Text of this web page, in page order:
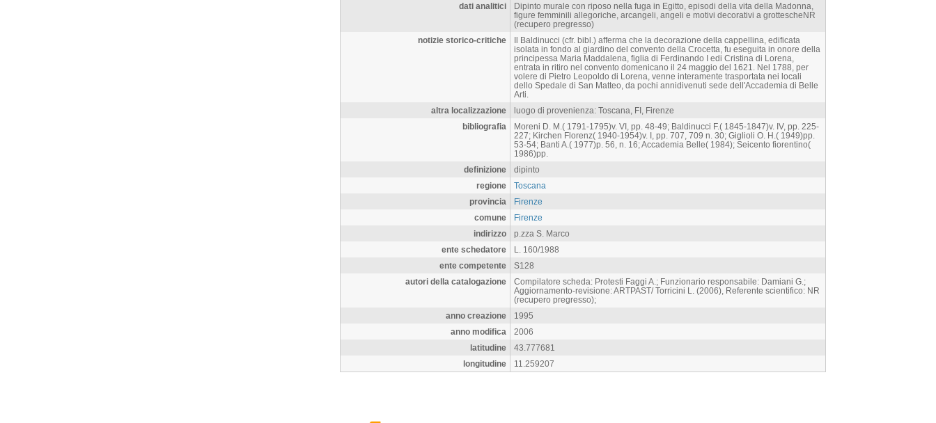
dati analitici
Dipinto murale con riposo nella fuga in Egitto, episodi della vita della Madonna,
figure femminili allegoriche, arcangeli, angeli e motivi decorativi a grottescheNR
(recupero pregresso)
notizie storico-critiche
Il Baldinucci (cfr. bibl.) afferma che la decorazione della cappellina, edificata
isolata in fondo al giardino del convento della Crocetta, fu eseguita in onore della
principessa Maria Maddalena, figlia di Ferdinando I edi Cristina di Lorena,
entrata in ritiro nel convento domenicano il 24 maggio del 1621. Nel 1788, per
volere di Pietro Leopoldo di Lorena, venne interamente trasportata nei locali
dello Spedale di San Matteo, da pochi annidivenuti sede dell'Accademia di Belle
Arti.
altra localizzazione
luogo di provenienza: Toscana, FI, Firenze
bibliografia
Moreni D. M.( 1791-1795)v. VI, pp. 48-49; Baldinucci F.( 1845-1847)v. IV, pp. 225-
227; Kirchen Florenz( 1940-1954)v. I, pp. 707, 709 n. 30; Giglioli O. H.( 1949)pp.
53-54; Banti A.( 1977)p. 56, n. 16; Accademia Belle( 1984); Seicento fiorentino(
1986)pp.
definizione
dipinto
regione
Toscana
provincia
Firenze
comune
Firenze
indirizzo
p.zza S. Marco
ente schedatore
L. 160/1988
ente competente
S128
autori della catalogazione
Compilatore scheda: Protesti Faggi A.; Funzionario responsabile: Damiani G.;
Aggiornamento-revisione: ARTPAST/ Torricini L. (2006), Referente scientifico: NR
(recupero pregresso);
anno creazione
1995
anno modifica
2006
latitudine
43.777681
longitudine
11.259207